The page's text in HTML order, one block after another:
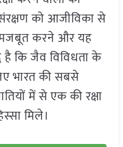
को आजीविका से
मजबूत करने और यह
है कि जैव विविधता के
भारत की सबसे
में से एक की रक्षा
मिले।